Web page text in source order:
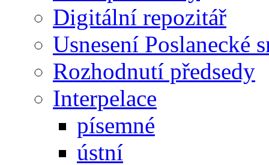
Digitální repozitář
Usnesení Poslanecké
Rozhodnutí předsedy
Interpelace
písemné
ústní